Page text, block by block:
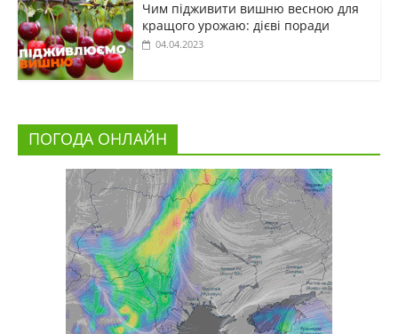
Чим підживити вишню весною для
кращого урожаю: дієві поради
04.04.2023
ПОГОДА ОНЛАЙН